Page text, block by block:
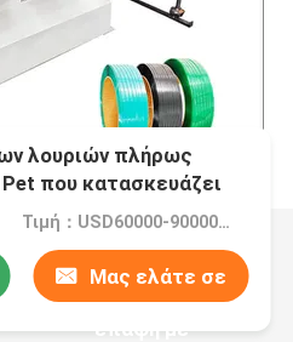
λουριών πλήρως
που κατασκευάζει
Τιμή：USD60000-90000/set
Μας ελάτε σε
επαφή με